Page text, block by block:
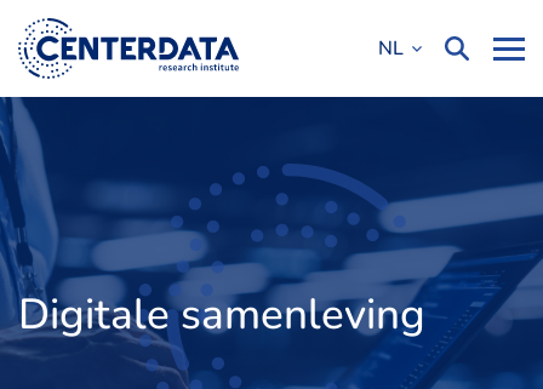
NL
Digitale samenleving